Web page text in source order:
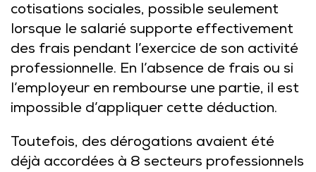
cotisations sociales, possible seulement
lorsque le salarié supporte effectivement
des frais pendant l’exercice de son activité
professionnelle. En l’absence de frais ou si
l’employeur en rembourse une partie, il est
impossible d’appliquer cette déduction.
Toutefois, des dérogations avaient été
déjà accordées à 8 secteurs professionnels